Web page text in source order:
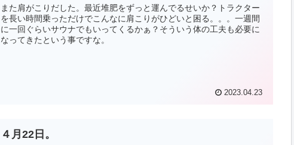
また肩がこりだした。最近堆肥をずっと運んでるせいか？トラクター
を長い時間乗っただけでこんなに肩こりがひどいと困る。。。一週間
に一回ぐらいサウナでもいってくるかぁ？そういう体の工夫も必要に
なってきたという事ですな。
2023.04.23
４月22日。